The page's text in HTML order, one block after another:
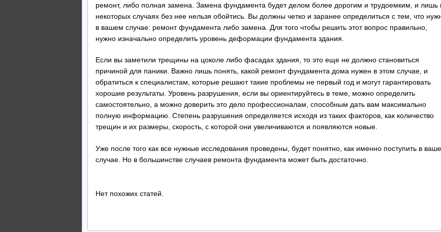
ремонт, либо полная замена. Замена фундамента будет делом более дорогим и трудоемким, и лишь
некоторых случаях без нее нельзя обойтись. Вы должны четко и заранее определиться с тем, что
в вашем случае: ремонт фундамента либо замена. Для того чтобы решить этот вопрос правильно,
нужно изначально определить уровень деформации фундамента здания.
Если вы заметили трещины на цоколе либо фасадах здания, то это еще не должно становиться
причиной для паники. Важно лишь понять, какой ремонт фундамента дома нужен в этом случае, и
обратиться к специалистам, которые решают такие проблемы не первый год и могут гарантировать
хорошие результаты. Уровень разрушения, если вы ориентируйтесь в теме, можно определить
самостоятельно, а можно доверить это дело профессионалам, способным дать вам максимально
полную информацию. Степень разрушения определяется исходя из таких факторов, как количество
трещин и их размеры, скорость, с которой они увеличиваются и появляются новые.
Уже после того как все нужные исследования проведены, будет понятно, как именно поступить в
случае. Но в большинстве случаев ремонта фундамента может быть достаточно.
Нет похожих статей.